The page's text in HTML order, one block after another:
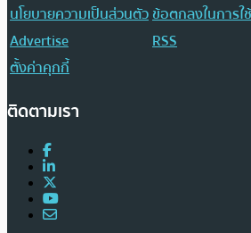
นโยบายความเป็นส่วนตัวข้อตกลงในการใ
Advertise
RSS
ตั้งค่าคุกกี้
ติดตามเรา